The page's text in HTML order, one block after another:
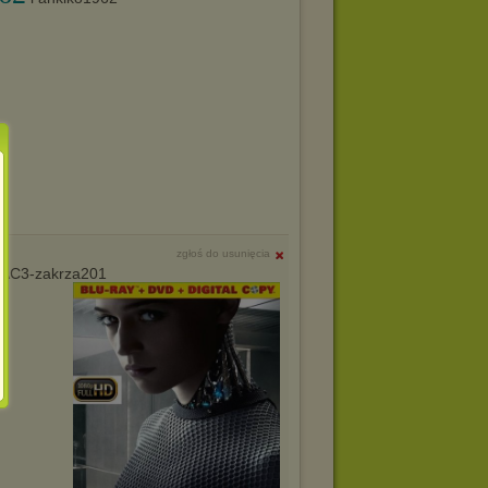
zgłoś do usunięcia
zakrza201